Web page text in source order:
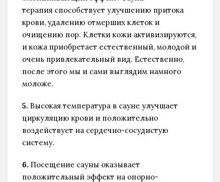
терапия способствует улучшению притока
крови, удалению отмерших клеток и
очищению пор. Клетки кожи активизируются,
и кожа приобретает естественный, молодой и
очень привлекательный вид. Естественно,
после этого мы и сами выглядим намного
моложе.
5. Высокая температура в сауне улучшает
циркуляцию крови и положительно
воздействует на сердечно-сосудистую
систему.
6. Посещение сауны оказывает
положительный эффект на опорно-